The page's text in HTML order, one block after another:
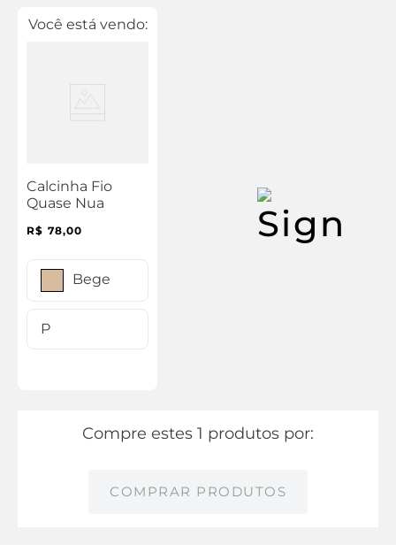
Você está vendo:
Calcinha Fio
Quase Nua
R$ 78,00
Bege
P
Compre estes 1 produtos por:
COMPRAR PRODUTOS